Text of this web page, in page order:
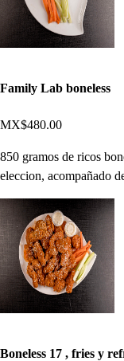
Family Lab boneless
MX$480.00
850 gramos de ricos
eleccion, acompañado
Boneless 17 , fries y